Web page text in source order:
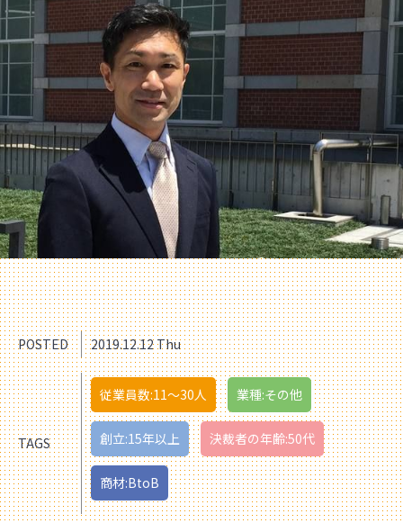
POSTED 2019.12.12 Thu
TAGS
従業員数:11〜30人 業種:その他
創立:15年以上 決裁者の年齢:50代
商材:BtoB